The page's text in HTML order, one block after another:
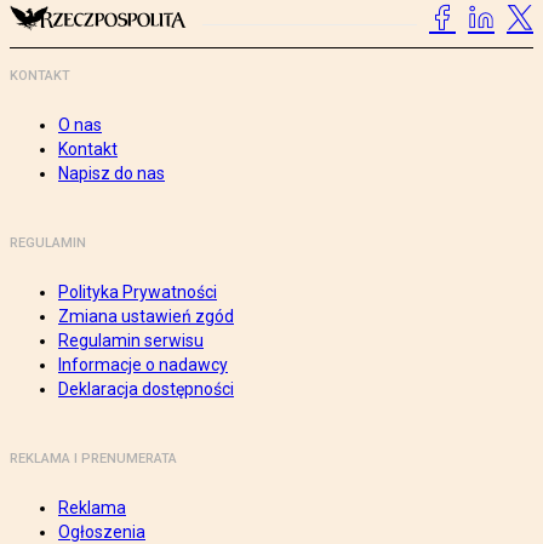
KONTAKT
O nas
Kontakt
Napisz do nas
REGULAMIN
Polityka Prywatności
Zmiana ustawień zgód
Regulamin serwisu
Informacje o nadawcy
Deklaracja dostępności
REKLAMA I PRENUMERATA
Reklama
Ogłoszenia